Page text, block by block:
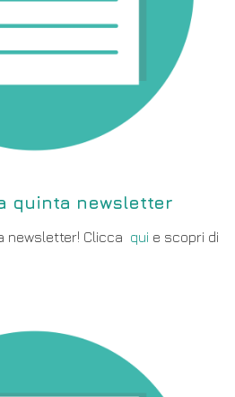
quinta newsletter
newsletter! Clicca qui e scopri di